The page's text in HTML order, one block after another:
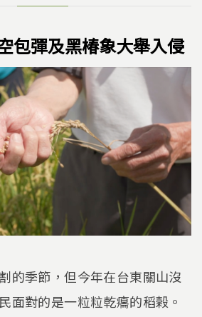
k
包彈及黑椿象大舉入侵
的季節，但今年在台東關山沒
面對的是一粒粒乾癟的稻榖。